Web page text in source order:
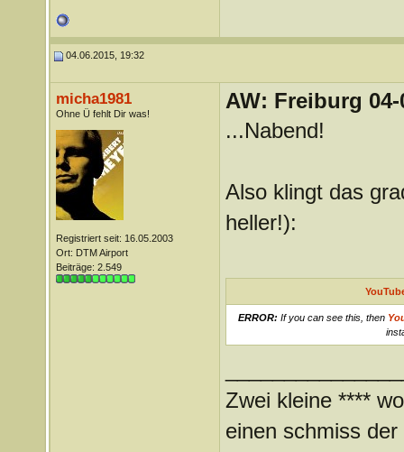
04.06.2015, 19:32
micha1981
Ohne Ü fehlt Dir was!
Registriert seit: 16.05.2003
Ort: DTM Airport
Beiträge: 2.549
AW: Freiburg
...Nabend!
Also klingt das
heller!):
ERROR: If you can see this, then
Zwei kleine ****
einen schmiss